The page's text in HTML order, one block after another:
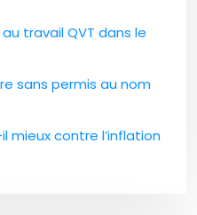
travail QVT dans le
sans permis au nom
mieux contre l’inflation